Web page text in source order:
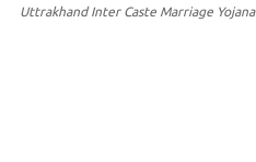
Uttrakhand Inter Caste Marriage Yojana